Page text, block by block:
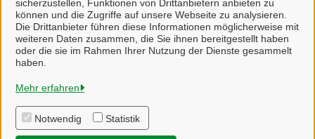
sicherzustellen, Funktionen von Drittanbietern anbieten zu
können und die Zugriffe auf unsere Webseite zu analysieren.
Die Drittanbieter führen diese Informationen möglicherweise mit
weiteren Daten zusammen, die Sie ihnen bereitgestellt haben
oder die sie im Rahmen Ihrer Nutzung der Dienste gesammelt
haben.
Mehr erfahren
Notwendig Statistik
Bienenbüttel
Alle Rechte vorbehalten